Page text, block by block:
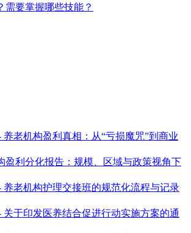
需要掌握哪些技能？
养老机构盈利真相：从“亏损魔咒”到商业
盈利分化报告：规模、区域与政策视角下
养老机构护理交接班的规范化流程与记录
关于印发医养结合促进行动实施方案的通